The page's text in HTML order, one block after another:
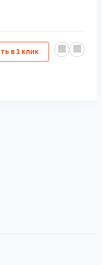
в 1 клик